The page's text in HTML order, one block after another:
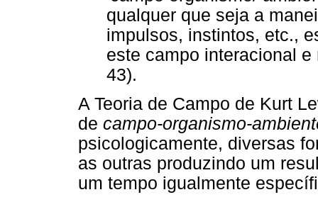
qualquer que seja a
impulsos, instintos, etc.,
este campo interacional
43).
A Teoria de Campo de Kurt
de campo-organismo-
psicologicamente, diversas
as outras produzindo um
um tempo igualmente